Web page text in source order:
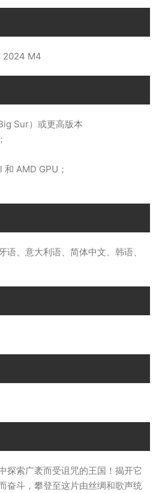
2024 M4
Sur）或更高版本
AMD GPU；
语、意大利语、简体中文、韩语、
探索广袤而受诅咒的王国！揭开它
奋斗，攀登至这片由丝绸和歌声统